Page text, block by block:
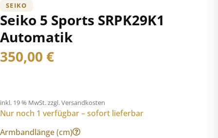
SEIKO
Seiko 5 Sports SRPK29K1
Automatik
350,00 €
inkl. 19 % MwSt.zzgl. Versandkosten
Nur noch 1 verfügbar – sofort lieferbar
Armbandlänge (cm)